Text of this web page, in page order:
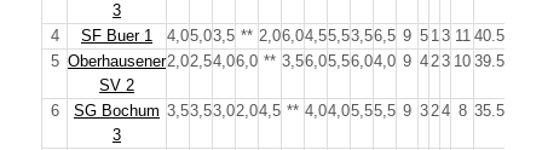
3
4 SF Buer 1 4,05,03,5 ** 2,06,04,55,53,56,5 9 5 13 11 40.5
5 Oberhausener
SV 2
2,02,54,06,0 ** 3,56,05,56,04,0 9 423 10 39.5
6
SG Bochum
3
3,53,53,02,04,5 ** 4,04,05,55,5 9 324 8 35.5